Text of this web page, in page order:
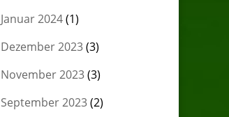
Januar 2024(1)
Dezember 2023(3)
November 2023(3)
September 2023(2)